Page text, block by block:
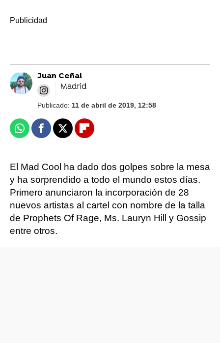
Juan Ceñal
Madrid
Publicado: 11 de abril de 2019, 12:58
WhatsappFacebook
X Flipboard
El Mad Cool ha dado dos golpes sobre la mesa
y ha sorprendido a todo el mundo estos días.
Primero anunciaron la incorporación de 28
nuevos artistas al cartel con nombre de la talla
de Prophets Of Rage, Ms. Lauryn Hill y Gossip
entre otros.